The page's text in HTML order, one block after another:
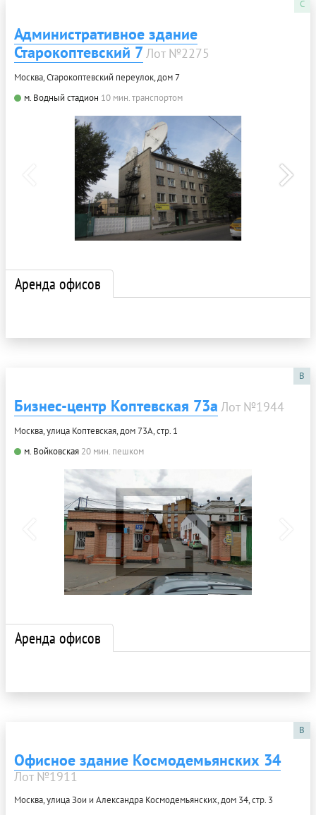
C
Административное здание
Старокоптевский 7 Лот №2275
Москва, Старокоптевский переулок, дом 7
м. Водный стадион 10 мин. транспортом
Аренда офисов
B
Бизнес-центр Коптевская 73а Лот №1944
Москва, улица Коптевская, дом 73А, стр. 1
м. Войковская 20 мин. пешком
Аренда офисов
B
Офисное здание Космодемьянских 34
Лот №1911
Москва, улица Зои и Александра Космодемьянских, дом 34, стр. 3